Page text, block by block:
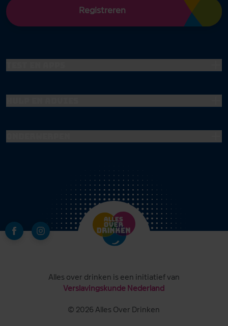
Registreren
© 2026 Alles Over Drinken
Alles over drinken is een initiatief van
Verslavingskunde Nederland